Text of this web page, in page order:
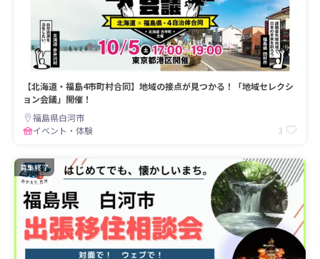
【北海道・福島4市町村合同】地域の接点が見つかる！「地域セレクシ
ョン会議」開催！
福島県白河市
イベント・体験
3
募集終了